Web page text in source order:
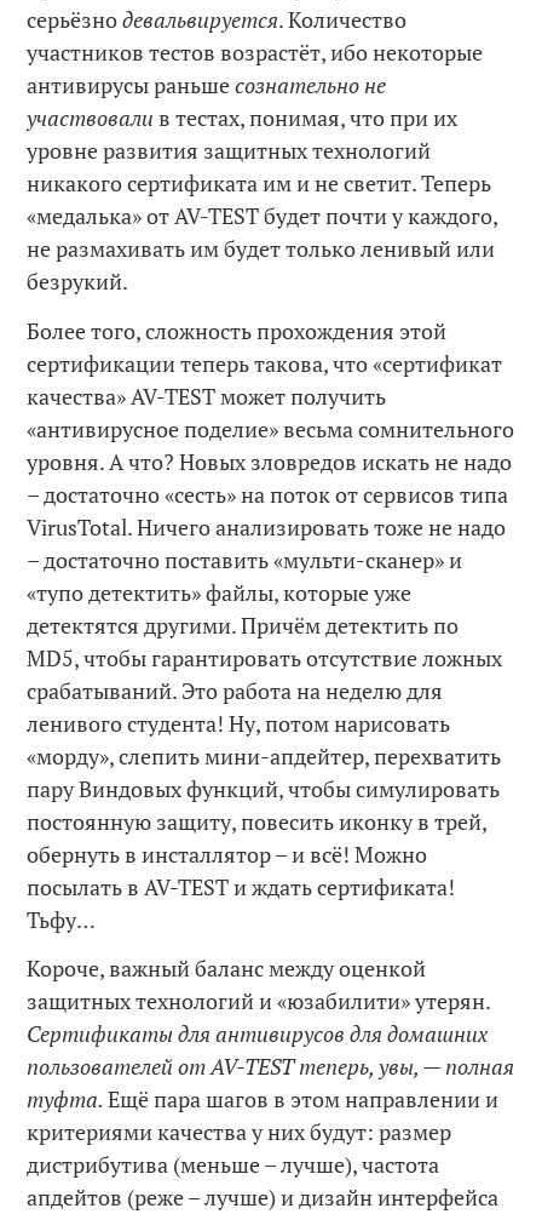
серьёзнодевальвируется. Количество
участников тестов возрастёт, ибо некоторые
антивирусы раньшесознательно не
участвовали в тестах, понимая, что при их
уровне развития защитных технологий
никакого сертификата им и не светит. Теперь
«медалька» от AV-TEST будет почти у каждого,
не размахивать им будет только ленивый или
безрукий.
Более того, сложность прохождения этой
сертификации теперь такова, что «сертификат
качества» AV-TEST может получить
«антивирусное поделие» весьма сомнительного
уровня. А что? Новых зловредов искать не надо
– достаточно «сесть» на поток от сервисов типа
VirusTotal. Ничего анализировать тоже не надо
– достаточно поставить «мульти-сканер» и
«тупо детектить» файлы, которые уже
детектятся другими. Причём детектить по
MD5, чтобы гарантировать отсутствие ложных
срабатываний. Это работа на неделю для
ленивого студента! Ну, потом нарисовать
«морду», слепить мини-апдейтер, перехватить
пару Виндовых функций, чтобы симулировать
постоянную защиту, повесить иконку в трей,
обернуть в инсталлятор – и всё! Можно
посылать в AV-TEST и ждать сертификата!
Тьфу…
Короче, важный баланс между оценкой
защитных технологий и «юзабилити» утерян.
Сертификаты для антивирусов для домашних
пользователей отAV-TESTтеперь, увы, — полная
туфта.Ещё пара шагов в этом направлении и
критериями качества у них будут: размер
дистрибутива (меньше – лучше), частота
апдейтов (реже – лучше) и дизайн интерфейса